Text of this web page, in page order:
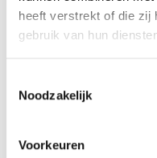
heeft verstrekt of die zij
gebruik van hun
Noodzakelijk
Voorkeuren
0321 318 386
Telefoonnummer